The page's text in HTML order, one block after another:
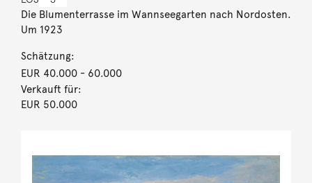
Die Blumenterrasse im Wannseegarten nach Nordosten.
Um 1923
Schätzung:
EUR 40.000- 60.000
Verkauft für:
EUR 50.000